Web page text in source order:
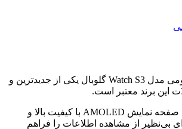
ساعت هوشمند شیائومی مدل Watch S3 گلوبال یکی از جدیدترین و
این برند معتبر است.
این ساعت هوشمند با صفحه نمایش AMOLED با کیفیت بالا و
بی‌نظیر از مشاهده اطلاعات را فراهم